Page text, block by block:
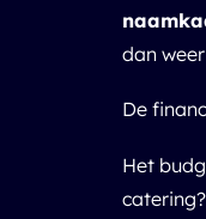
dan
De
Het